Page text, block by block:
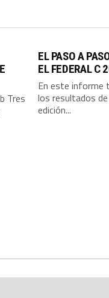
Tres
EL PASO A
EL FEDERAL C
En este informe
los resultados
edición...